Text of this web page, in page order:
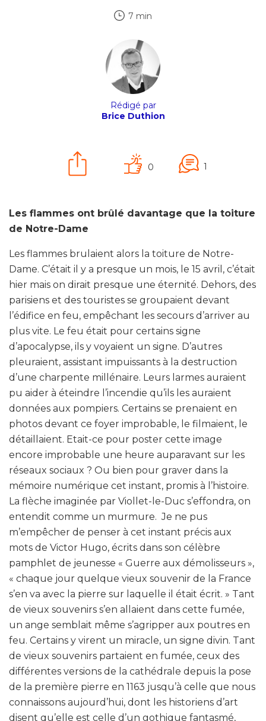
7 min
Rédigé par
Brice Duthion
0 1
Les flammes ont brûlé davantage que la toiture
de Notre-Dame
Les flammes brulaient alors la toiture de Notre-
Dame. C’était il y a presque un mois, le 15 avril, c’était
hier mais on dirait presque une éternité. Dehors, des
parisiens et des touristes se groupaient devant
l’édifice en feu, empêchant les secours d’arriver au
plus vite. Le feu était pour certains signe
d’apocalypse, ils y voyaient un signe. D’autres
pleuraient, assistant impuissants à la destruction
d’une charpente millénaire. Leurs larmes auraient
pu aider à éteindre l’incendie qu’ils les auraient
données aux pompiers. Certains se prenaient en
photos devant ce foyer improbable, le filmaient, le
détaillaient. Etait-ce pour poster cette image
encore improbable une heure auparavant sur les
réseaux sociaux ? Ou bien pour graver dans la
mémoire numérique cet instant, promis à l’histoire.
La flèche imaginée par Viollet-le-Duc s’effondra, on
entendit comme un murmure. Je ne pus
m’empêcher de penser à cet instant précis aux
mots de Victor Hugo, écrits dans son célèbre
pamphlet de jeunesse « Guerre aux démolisseurs »,
« chaque jour quelque vieux souvenir de la France
s’en va avec la pierre sur laquelle il était écrit. » Tant
de vieux souvenirs s’en allaient dans cette fumée,
un ange semblait même s’agripper aux poutres en
feu. Certains y virent un miracle, un signe divin. Tant
de vieux souvenirs partaient en fumée, ceux des
différentes versions de la cathédrale depuis la pose
de la première pierre en 1163 jusqu’à celle que nous
connaissons aujourd’hui, dont les historiens d’art
disent qu’elle est celle d’un gothique fantasmé,